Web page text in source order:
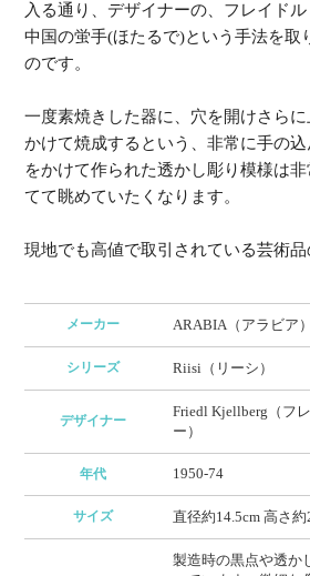
入る通り、デザイナーの、フレイドル
中国の蛍手(ほたるで)という手法を取
のです。
一度素焼きした器に、穴を開けさら
かけて焼成するという、非常に手の
をかけて作られた透かし彫り模様は
てて眺めていたくなります。
現地でも高値で取引されている芸術品
メーカー ARABIA（アラビア）
シリーズ Riisi（リーシ）
デザイナー
Friedl Kjellberg（フ
ー）
年代 1950-74
サイズ 直径約14.5cm 高さ約
製造時の黒点や透か